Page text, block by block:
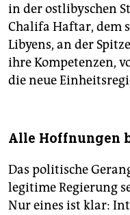
in der ostlibyschen
Chalifa Haftar, dem
Libyens, an der
ihre Kompetenzen,
die neue
Alle Hoffnungen
Das politische
legitime Regierung
Nur eines ist klar: